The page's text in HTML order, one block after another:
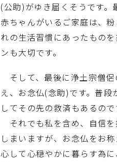
(公助)がゆき届くそうです。
赤ちゃんがいるご家庭は、
れの生活習慣にあったもの
ンも大切です。
そして、最後に浄土宗僧
え、お念仏(念助)です。普
してその先の救済もあるので
それでも私を含め、自信
しまいますが、お念仏をお
心して心穏やかに暮らす為